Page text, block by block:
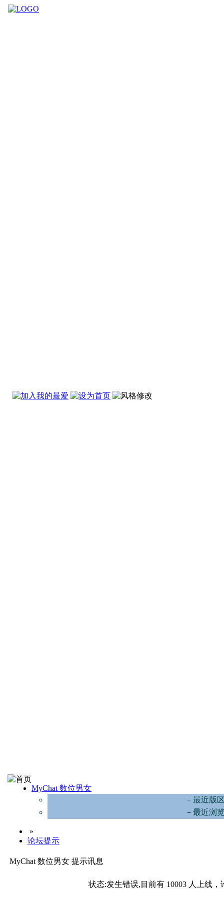
MyChat 数位男女
－最近版
－最近浏
»
论坛提示
MyChat 数位男女 提示讯息
状态:发生错误,目前有 10003 人上线